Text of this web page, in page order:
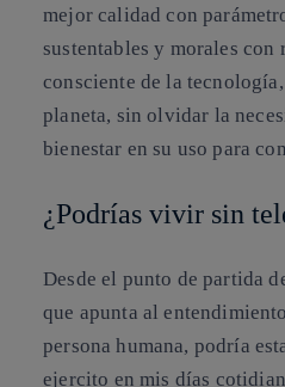
mejor calidad con
sustentables y morales con
consciente de la
planeta, sin olvidar la
bienestar en su uso para
¿Podrías vivir sin
Desde el punto de partida
que apunta al
persona humana, podría
ejercito en mis días